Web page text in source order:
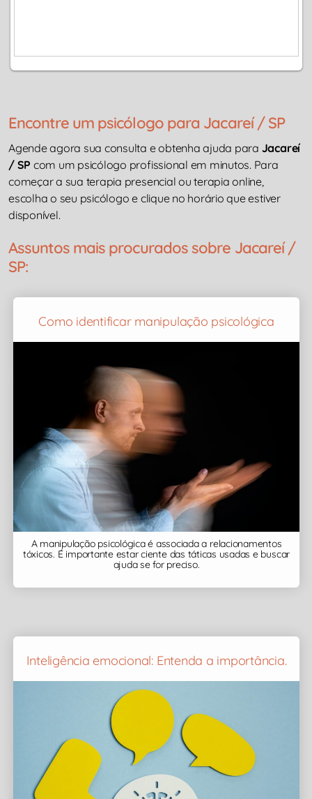
Encontre um psicólogo para Jacareí / SP
Agende agora sua consulta e obtenha ajuda para Jacareí
/ SP com um psicólogo profissional em minutos. Para
começar a sua terapia presencial ou terapia online,
escolha o seu psicólogo e clique no horário que estiver
disponível.
Assuntos mais procurados sobre Jacareí /
SP:
Como identificar manipulação psicológica
A manipulação psicológica é associada a relacionamentos
tóxicos. É importante estar ciente das táticas usadas e buscar
ajuda se for preciso.
Inteligência emocional: Entenda a importância.